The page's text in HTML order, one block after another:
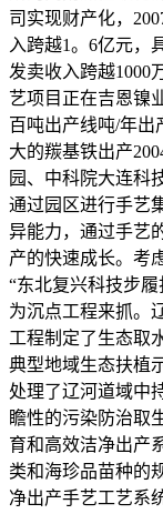
司实现财产化，
入跨越1。6亿元，
发卖收入跨越1000
艺项目正在吉恩镍
百吨出产线吨/年出
大的羰基铁出产
园、中科院大连科
通过园区进行手艺
异能力，通过手艺
产的快速成长。考
“东北复兴科技步
为沉点工程来抓。
工程制定了生态取
典型地域生态扶植
处理了辽河道域中
瞻性的污染防治取
育和高效洁净出产
类和海珍品苗种的
净出产手艺工艺系